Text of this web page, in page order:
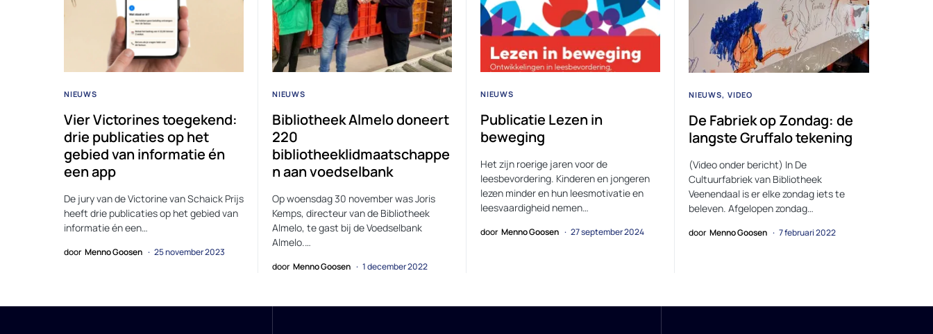
NIEUWS
Vier Victorines toegekend:
drie publicaties op het
gebied van informatie én
een app
De jury van de Victorine van Schaick Prijs
heeft drie publicaties op het gebied van
informatie én een…
door Menno Goosen 25 november 2023
NIEUWS
Bibliotheek Almelo doneert
220
bibliotheeklidmaatschappe
n aan voedselbank
Op woensdag 30 november was Joris
Kemps, directeur van de Bibliotheek
Almelo, te gast bij de Voedselbank
Almelo.…
door Menno Goosen 1 december 2022
NIEUWS
Publicatie Lezen in
beweging
Het zijn roerige jaren voor de
leesbevordering. Kinderen en jongeren
lezen minder en hun leesmotivatie en
leesvaardigheid nemen…
door Menno Goosen 27 september 2024
NIEUWS VIDEO
De Fabriek op Zondag: de
langste Gruffalo tekening
(Video onder bericht) In De
Cultuurfabriek van Bibliotheek
Veenendaal is er elke zondag iets te
beleven. Afgelopen zondag…
door Menno Goosen 7 februari 2022